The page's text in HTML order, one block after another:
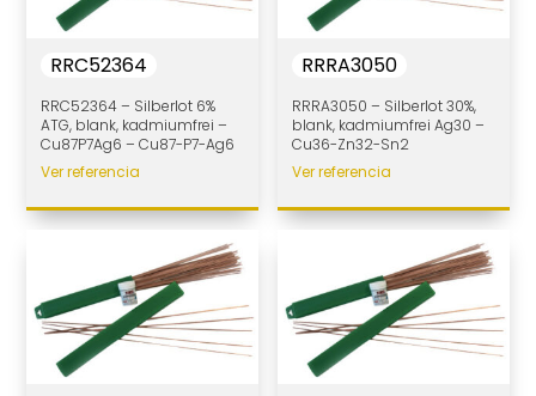
RRC52364
RRC52364 – Silberlot 6%
ATG, blank, kadmiumfrei –
Cu87P7Ag6 – Cu87-P7-Ag6
Ver referencia
RRRA3050
RRRA3050 – Silberlot 30%,
blank, kadmiumfrei Ag30 –
Cu36-Zn32-Sn2
Ver referencia